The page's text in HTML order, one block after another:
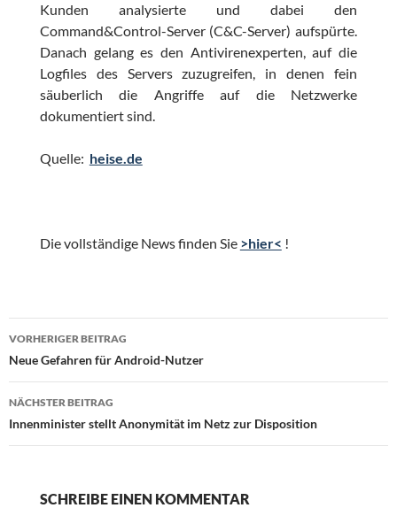
Kunden analysierte und dabei den
Command&Control-Server (C&C-Server) aufspürte.
Danach gelang es den Antivirenexperten, auf die
Logfiles des Servers zuzugreifen, in denen fein
säuberlich die Angriffe auf die Netzwerke
dokumentiert sind.
Quelle: heise.de
Die vollständige News finden Sie >hier< !
Beitragsnavigation
VORHERIGER BEITRAG
Neue Gefahren für Android-Nutzer
NÄCHSTER BEITRAG
Innenminister stellt Anonymität im Netz zur Disposition
SCHREIBE EINEN KOMMENTAR